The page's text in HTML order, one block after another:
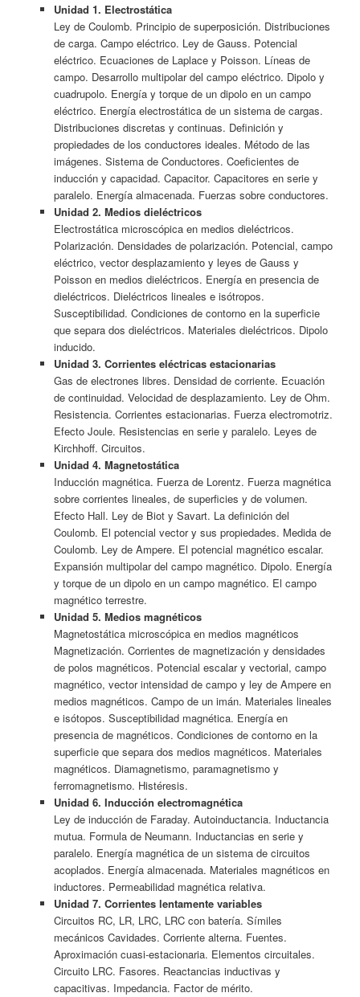
Unidad 1. Electrostática
Ley de Coulomb. Principio de superposición. Distribuciones
de carga. Campo eléctrico. Ley de Gauss. Potencial
eléctrico. Ecuaciones de Laplace y Poisson. Líneas de
campo. Desarrollo multipolar del campo eléctrico. Dipolo y
cuadrupolo. Energía y torque de un dipolo en un campo
eléctrico. Energía electrostática de un sistema de cargas.
Distribuciones discretas y continuas. Definición y
propiedades de los conductores ideales. Método de las
imágenes. Sistema de Conductores. Coeficientes de
inducción y capacidad. Capacitor. Capacitores en serie y
paralelo. Energía almacenada. Fuerzas sobre conductores.
Unidad 2. Medios dieléctricos
Electrostática microscópica en medios dieléctricos.
Polarización. Densidades de polarización. Potencial, campo
eléctrico, vector desplazamiento y leyes de Gauss y
Poisson en medios dieléctricos. Energía en presencia de
dieléctricos. Dieléctricos lineales e isótropos.
Susceptibilidad. Condiciones de contorno en la superficie
que separa dos dieléctricos. Materiales dieléctricos. Dipolo
inducido.
Unidad 3. Corrientes eléctricas estacionarias
Gas de electrones libres. Densidad de corriente. Ecuación
de continuidad. Velocidad de desplazamiento. Ley de Ohm.
Resistencia. Corrientes estacionarias. Fuerza electromotriz.
Efecto Joule. Resistencias en serie y paralelo. Leyes de
Kirchhoff. Circuitos.
Unidad 4. Magnetostática
Inducción magnética. Fuerza de Lorentz. Fuerza magnética
sobre corrientes lineales, de superficies y de volumen.
Efecto Hall. Ley de Biot y Savart. La definición del
Coulomb. El potencial vector y sus propiedades. Medida de
Coulomb. Ley de Ampere. El potencial magnético escalar.
Expansión multipolar del campo magnético. Dipolo. Energía
y torque de un dipolo en un campo magnético. El campo
magnético terrestre.
Unidad 5. Medios magnéticos
Magnetostática microscópica en medios magnéticos
Magnetización. Corrientes de magnetización y densidades
de polos magnéticos. Potencial escalar y vectorial, campo
magnético, vector intensidad de campo y ley de Ampere en
medios magnéticos. Campo de un imán. Materiales lineales
e isótopos. Susceptibilidad magnética. Energía en
presencia de magnéticos. Condiciones de contorno en la
superficie que separa dos medios magnéticos. Materiales
magnéticos. Diamagnetismo, paramagnetismo y
ferromagnetismo. Histéresis.
Unidad 6. Inducción electromagnética
Ley de inducción de Faraday. Autoinductancia. Inductancia
mutua. Formula de Neumann. Inductancias en serie y
paralelo. Energía magnética de un sistema de circuitos
acoplados. Energía almacenada. Materiales magnéticos en
inductores. Permeabilidad magnética relativa.
Unidad 7. Corrientes lentamente variables
Circuitos RC, LR, LRC, LRC con batería. Símiles
mecánicos Cavidades. Corriente alterna. Fuentes.
Aproximación cuasi-estacionaria. Elementos circuitales.
Circuito LRC. Fasores. Reactancias inductivas y
capacitivas. Impedancia. Factor de mérito.